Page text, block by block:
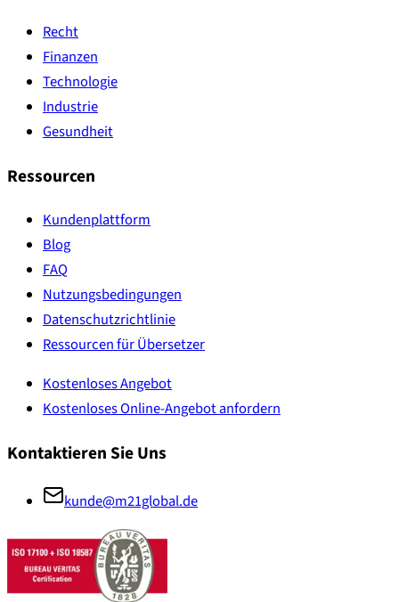
Recht
Finanzen
Technologie
Industrie
Gesundheit
Ressourcen
Kundenplattform
Blog
FAQ
Nutzungsbedingungen
Datenschutzrichtlinie
Ressourcen für Übersetzer
Kostenloses Angebot
Kostenloses Online-Angebot anfordern
Kontaktieren Sie Uns
kunde@m21global.de